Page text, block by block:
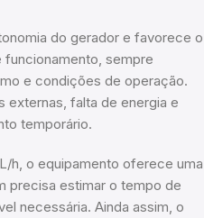
do gerador e favorece o
sempre
e condições de operação.
externas, falta de energia e
temporário.
h, o equipamento oferece uma
precisa estimar o tempo de
necessária. Ainda assim, o